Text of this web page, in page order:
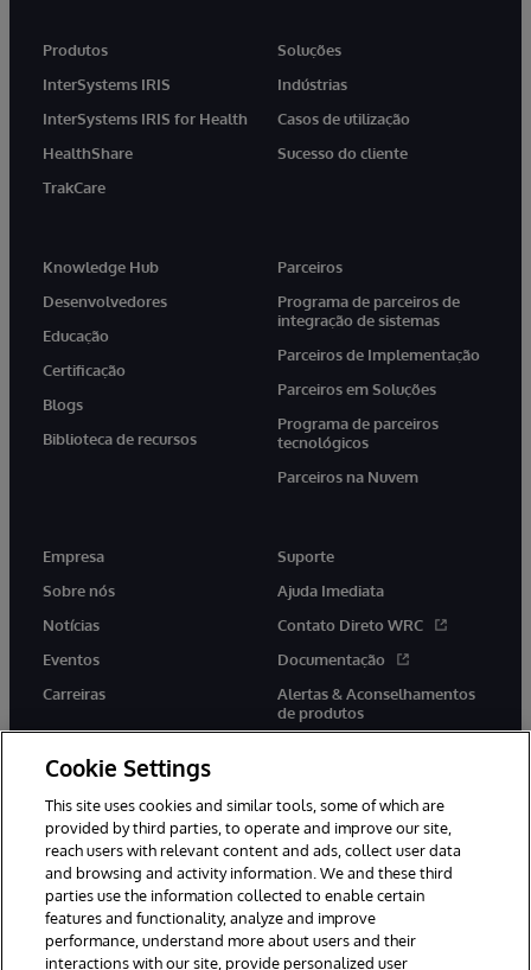
Produtos
InterSystems IRIS
InterSystems IRIS for Health
HealthShare
TrakCare
Soluções
Indústrias
Casos de utilização
Sucesso do cliente
Knowledge Hub
Desenvolvedores
Educação
Certificação
Blogs
Biblioteca de recursos
Parceiros
Programa de parceiros de
integração de sistemas
Parceiros de Implementação
Parceiros em Soluções
Programa de parceiros
tecnológicos
Parceiros na Nuvem
Empresa
Sobre nós
Notícias
Eventos
Carreiras
Suporte
Ajuda Imediata
Contato Direto WRC
Documentação
Alertas & Aconselhamentos
de produtos
twitter youtubefacebooklinkedin
© 1996-2022 InterSystems Corporation, Boston, MA. Todos os
direitos reservados.
Cookie Settings
This site uses cookies and similar tools, some of which are
provided by third parties, to operate and improve our site,
reach users with relevant content and ads, collect user data
and browsing and activity information. We and these third
parties use the information collected to enable certain
features and functionality, analyze and improve
performance, understand more about users and their
interactions with our site, provide personalized user